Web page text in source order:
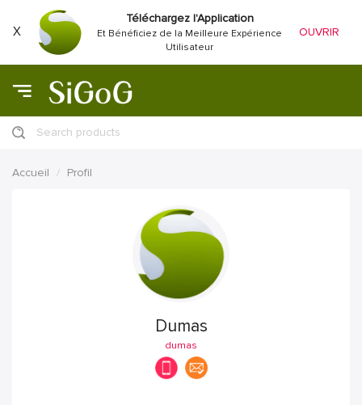
X
Téléchargez l'Application
Et Bénéficiez de la Meilleure Expérience
Utilisateur
OUVRIR
Search products
Accueil Profil
Dumas
dumas